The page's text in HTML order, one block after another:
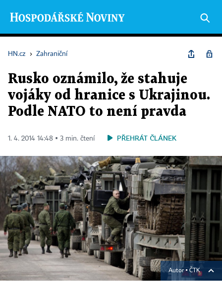
HN.cz › Zahraniční
Rusko oznámilo, že stahuje
vojáky od hranice s Ukrajinou.
Podle NATO to není pravda
1. 4. 2014 14:48 ▪ 3 min. čtení PŘEHRÁT ČLÁNEK
Autor ▪ ČTK